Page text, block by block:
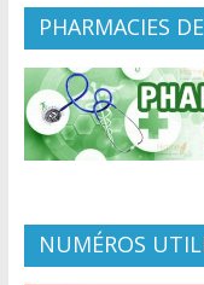
PHARMACIES
NUMÉROS